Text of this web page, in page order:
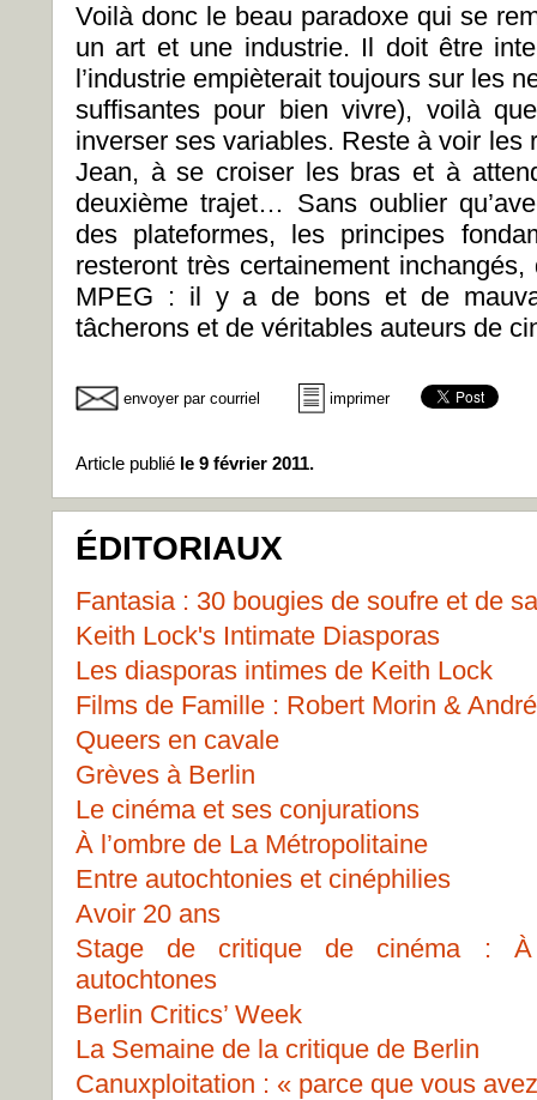
Voilà donc le beau paradoxe qui se
un art et une industrie. Il doit être
l’industrie empièterait toujours sur les
suffisantes pour bien vivre), voilà
inverser ses variables. Reste à voir les
Jean, à se croiser les bras et à
deuxième trajet… Sans oublier
des plateformes, les principes
resteront très certainement
MPEG : il y a de bons et de
tâcherons et de véritables auteurs de
envoyer par courriel imprimer
Article publié le 9 février 2011.
ÉDITORIAUX
Fantasia : 30 bougies de soufre et de
Keith Lock's Intimate Diasporas
Les diasporas intimes de Keith Lock
Films de Famille : Robert Morin &
Queers en cavale
Grèves à Berlin
Le cinéma et ses conjurations
À l’ombre de La Métropolitaine
Entre autochtonies et cinéphilies
Avoir 20 ans
Stage de critique de cinéma : À
autochtones
Berlin Critics’ Week
La Semaine de la critique de Berlin
Canuxploitation : « parce que vous